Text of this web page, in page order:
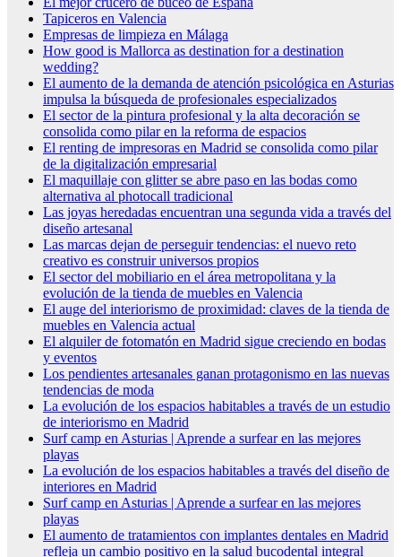
Tapiceros en Valencia
Empresas de limpieza en Málaga
How good is Mallorca as destination for a destination
wedding?
El aumento de la demanda de atención psicológica en Asturias
impulsa la búsqueda de profesionales especializados
El sector de la pintura profesional y la alta decoración se
consolida como pilar en la reforma de espacios
El renting de impresoras en Madrid se consolida como pilar
de la digitalización empresarial
El maquillaje con glitter se abre paso en las bodas como
alternativa al photocall tradicional
Las joyas heredadas encuentran una segunda vida a través del
diseño artesanal
Las marcas dejan de perseguir tendencias: el nuevo reto
creativo es construir universos propios
El sector del mobiliario en el área metropolitana y la
evolución de la tienda de muebles en Valencia
El auge del interiorismo de proximidad: claves de la tienda de
muebles en Valencia actual
El alquiler de fotomatón en Madrid sigue creciendo en bodas
y eventos
Los pendientes artesanales ganan protagonismo en las nuevas
tendencias de moda
La evolución de los espacios habitables a través de un estudio
de interiorismo en Madrid
Surf camp en Asturias | Aprende a surfear en las mejores
playas
La evolución de los espacios habitables a través del diseño de
interiores en Madrid
Surf camp en Asturias | Aprende a surfear en las mejores
playas
El aumento de tratamientos con implantes dentales en Madrid
refleja un cambio positivo en la salud bucodental integral